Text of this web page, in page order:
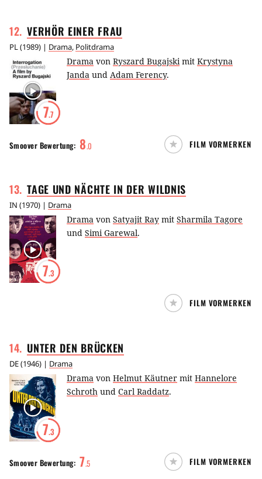
12. VERHÖR EINER FRAU
PL(1989) | Drama, Politdrama
7.7
Drama von Ryszard Bugajski mit Krystyna
Janda und Adam Ferency.
Smoover Bewertung: 8.0 FILM VORMERKEN
13. TAGE UND NÄCHTE IN DERWILDNIS
IN (1970) | Drama
7.3
Drama von Satyajit Ray mit Sharmila Tagore
und Simi Garewal.
FILM VORMERKEN
14. UNTER DEN BRÜCKEN
DE(1946) | Drama
7.3
Drama von Helmut Käutner mit Hannelore
Schroth und Carl Raddatz.
Smoover Bewertung: 7.5 FILM VORMERKEN